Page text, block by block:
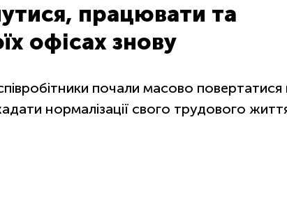
працювати та
офісах знову
почали масово повертатися
нормалізації свого трудового